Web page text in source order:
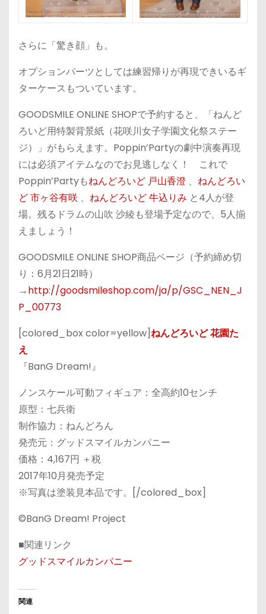
さらに「驚き顔」も。
オプションパーツとしては練習帰りが再現できいるギ
ターケースもついています。
GOODSMILE ONLINE SHOPで予約すると、「ねんど
ろいど用特製背景紙（花咲川女子学園文化祭ステー
ジ）」がもらえます。Poppin’Partyの劇中演奏再現
には必須アイテムなのでお見逃しなく！ これで
Poppin’Partyもねんどろいど 戸山香澄 、 ねんどろい
ど 市ヶ谷有咲 、 ねんどろいど 牛込りみ と4人が登
場。残るドラムの山吹 沙綾も登場予定なので、5人揃
えましょう！
GOODSMILE ONLINE SHOP商品ページ（予約締め切
り：6月21日21時）
→http://goodsmileshop.com/ja/p/GSC_NEN_J
P_00773
[colored_box color=yellow]ねんどろいど 花園た
え
『BanG Dream!』
ノンスケール可動フィギュア：全高約10センチ
原型：七兵衛
制作協力：ねんどろん
発売元：グッドスマイルカンパニー
価格：4,167円 ＋税
2017年10月発売予定
※写真は塗装見本品です。[/colored_box]
©BanG Dream! Project
■関連リンク
グッドスマイルカンパニー
関連